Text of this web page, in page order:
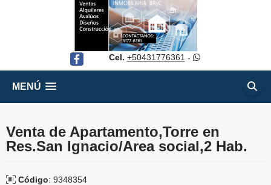
Facebook Cel. +50431776361 -
MENÚ
Venta de Apartamento,Torre en
Res.San Ignacio/Area social,2 Hab.
Código: 9348354